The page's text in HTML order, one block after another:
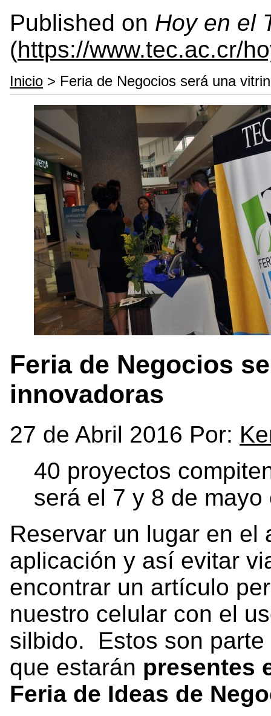
Published on Hoy en el
(https://www.tec.ac.cr/
Inicio > Feria de Negocios será una
Feria de Negocios
innovadoras
27 de Abril 2016 Por:
40 proyectos
será el 7 y 8 de
Reservar un lugar en el
aplicación y así evitar
encontrar un artículo
nuestro celular con el
silbido. Estos son
que estarán presentes
Feria de Ideas de